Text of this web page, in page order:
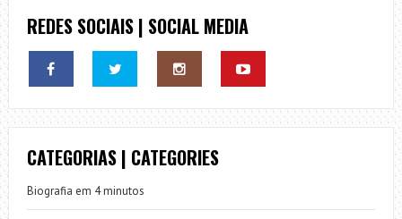
REDES SOCIAIS | SOCIAL MEDIA
CATEGORIAS | CATEGORIES
Biografia em 4 minutos